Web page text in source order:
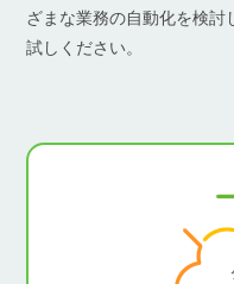
ざまな業務の自動化を検討
試しください。